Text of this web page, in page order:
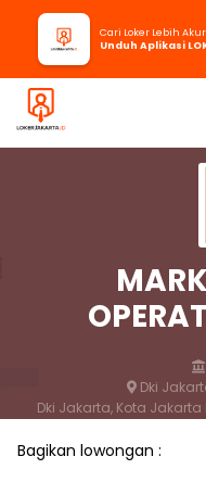
Dki
Dki Jakarta, Kota
Cari Loker Lebih
Unduh Aplikasi
Bagikan lowongan :